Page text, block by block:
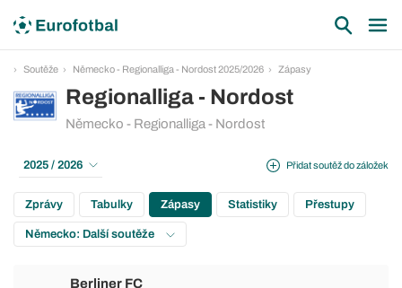
Soutěže Německo - Regionalliga - Nordost 2025/2026 Zápasy
Regionalliga - Nordost
Německo - Regionalliga - Nordost
Přidat soutěž do záložek
2025 / 2026
Zprávy Tabulky Zápasy Statistiky Přestupy
Německo: Další soutěže
Berliner FC